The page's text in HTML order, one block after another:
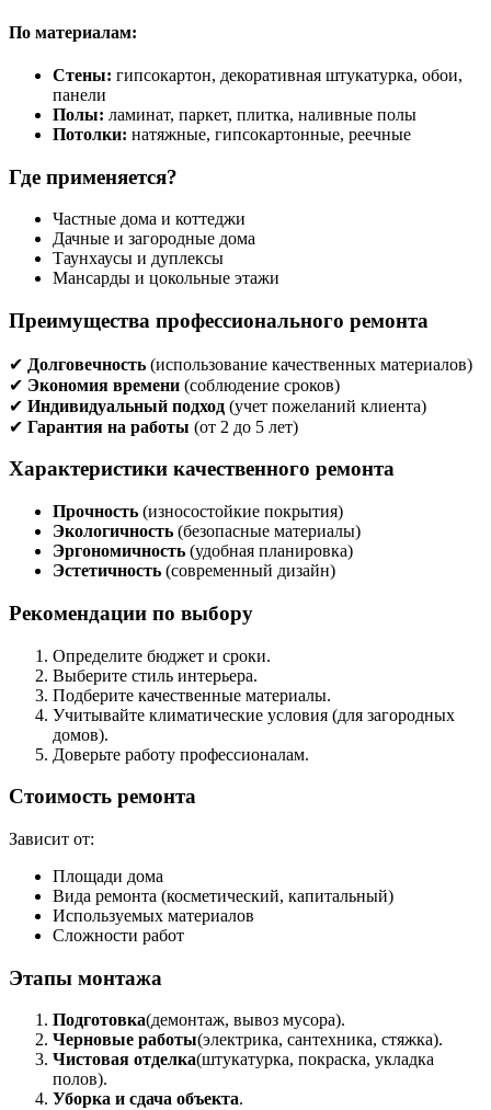
По материалам:
Стены: гипсокартон, декоративная штукатурка, обои,
панели
Полы: ламинат, паркет, плитка, наливные полы
Потолки: натяжные, гипсокартонные, реечные
Где применяется?
Частные дома и коттеджи
Дачные и загородные дома
Таунхаусы и дуплексы
Мансарды и цокольные этажи
Преимущества профессионального ремонта
✔ Долговечность (использование качественных материалов)
✔ Экономия времени (соблюдение сроков)
✔ Индивидуальный подход (учет пожеланий клиента)
✔ Гарантия на работы (от 2 до 5 лет)
Характеристики качественного ремонта
Прочность (износостойкие покрытия)
Экологичность (безопасные материалы)
Эргономичность (удобная планировка)
Эстетичность (современный дизайн)
Рекомендации по выбору
Определите бюджет и сроки.
Выберите стиль интерьера.
Подберите качественные материалы.
Учитывайте климатические условия (для загородных
домов).
Доверьте работу профессионалам.
Стоимость ремонта
Зависит от:
Площади дома
Вида ремонта (косметический, капитальный)
Используемых материалов
Сложности работ
Этапы монтажа
Подготовка(демонтаж, вывоз мусора).
Черновые работы(электрика, сантехника, стяжка).
Чистовая отделка(штукатурка, покраска, укладка
полов).
Уборка и сдача объекта.